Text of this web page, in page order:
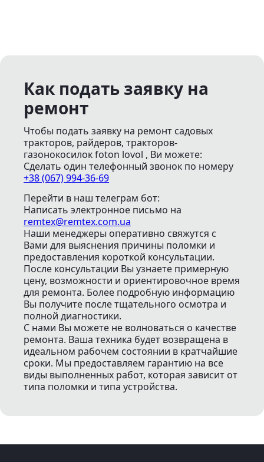
Как подать заявку на
ремонт
Чтобы подать заявку на ремонт садовых
тракторов, райдеров, тракторов-
газонокосилок foton lovol , Ви можете:
Сделать один телефонный звонок по номеру
+38 (067) 994-36-69
Перейти в наш телеграм бот:
Написать электронное письмо на
remtex@remtex.com.ua
Наши менеджеры оперативно свяжутся с
Вами для выяснения причины поломки и
предоставления короткой консультации.
После консультации Вы узнаете примерную
цену, возможности и ориентировочное время
для ремонта. Более подробную информацию
Вы получите после тщательного осмотра и
полной диагностики.
С нами Вы можете не волноваться о качестве
ремонта. Ваша техника будет возвращена в
идеальном рабочем состоянии в кратчайшие
сроки. Мы предоставляем гарантию на все
виды выполненных работ, которая зависит от
типа поломки и типа устройства.